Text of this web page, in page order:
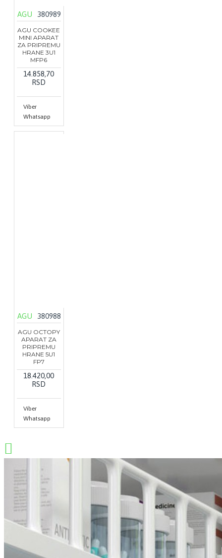
AGU 380989
AGU COOKEE
MINI APARAT
ZA PRIPREMU
HRANE 3U1
MFP6
14.858,70
RSD
Viber
Whatsapp
AGU 380988
AGU OCTOPY
APARAT ZA
PRIPREMU
HRANE 5U1
FP7
18.420,00
RSD
Viber
Whatsapp